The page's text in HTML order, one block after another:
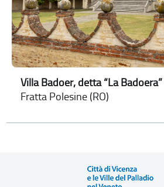
Villa Badoer, detta “La Badoera”
Fratta Polesine (RO)